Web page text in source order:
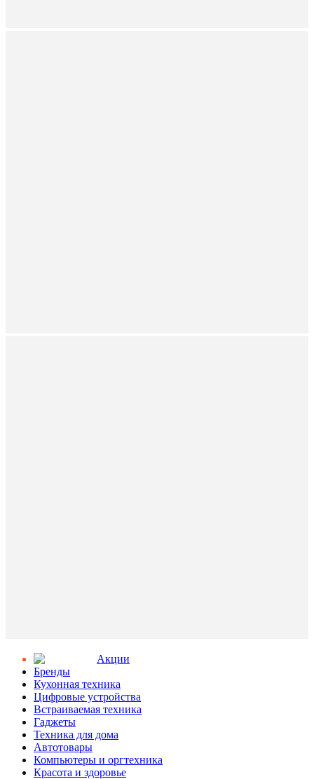
Aкции
Бренды
Кухонная техника
Цифровые устройства
Встраиваемая техника
Гаджеты
Техника для дома
Автотовары
Компьютеры и оргтехника
Красота и здоровье